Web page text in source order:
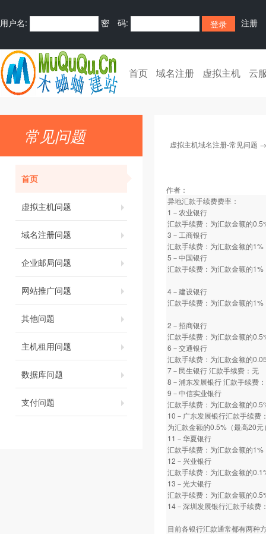
用户名: 密 码: 注册
首页 域名注册 虚拟主机 云
常见问题
首页
虚拟主机问题
域名注册问题
企业邮局问题
网站推广问题
其他问题
主机租用问题
数据库问题
支付问题
虚拟主机域名注册-常见问题
作者：
异地汇款手续费费率：
1－农业银行
汇款手续费：为汇款金额的
3－工商银行
汇款手续费：为汇款金额的
5－中国银行
汇款手续费：为汇款金额的
4－建设银行
汇款手续费：为汇款金额的
2－招商银行
汇款手续费：为汇款金额的
6－交通银行
汇款手续费：为汇款金额的
7－民生银行 汇款手续费：无
8－浦东发展银行 汇款手续费
9－中信实业银行
汇款手续费：为汇款金额的
10－广东发展银行汇款手续费
为汇款金额的0.5%（最高20元
11－华夏银行
汇款手续费：为汇款金额的
12－兴业银行
汇款手续费：为汇款金额的
13－光大银行
汇款手续费：为汇款金额的
14－深圳发展银行汇款手续费
目前各银行汇款通常都有两种